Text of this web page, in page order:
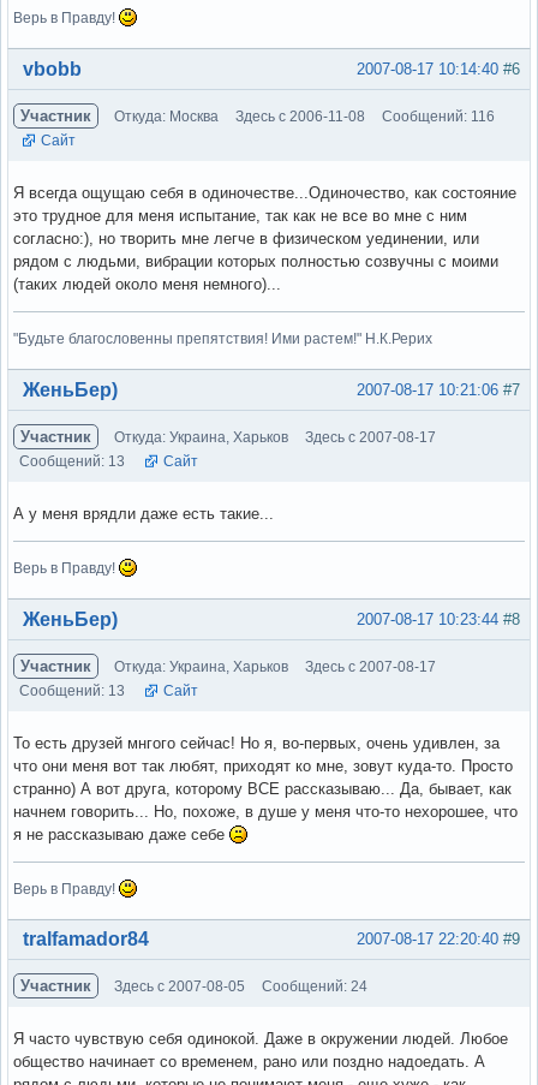
Верь в Правду!
Вне форума #6
2007-08-17 10:14:40
vbobb
Участник Откуда: Москва Здесь с 2006-11-08
Сообщений: 116
Сайт
Я всегда ощущаю себя в одиночестве...Одиночество, как состояние
это трудное для меня испытание, так как не все во мне с ним
согласно:), но творить мне легче в физическом уединении, или
рядом с людьми, вибрации которых полностью созвучны с моими
(таких людей около меня немного)...
"Будьте благословенны препятствия! Ими растем!" Н.К.Рерих
Вне форума #7
2007-08-17 10:21:06
ЖеньБер)
Участник Откуда: Украина, Харьков
Здесь с 2007-08-17
Сообщений: 13
Сайт
А у меня врядли даже есть такие...
Верь в Правду!
Вне форума #8
2007-08-17 10:23:44
ЖеньБер)
Участник Откуда: Украина, Харьков
Здесь с 2007-08-17
Сообщений: 13
Сайт
То есть друзей мнгого сейчас! Но я, во-первых, очень удивлен, за
что они меня вот так любят, приходят ко мне, зовут куда-то. Просто
странно) А вот друга, которому ВСЕ рассказываю... Да, бывает, как
начнем говорить... Но, похоже, в душе у меня что-то нехорошее, что
я не рассказываю даже себе
Верь в Правду!
Вне форума #9
2007-08-17 22:20:40
tralfamador84
Участник Здесь с 2007-08-05 Сообщений: 24
Я часто чувствую себя одинокой. Даже в окружении людей. Любое
общество начинает со временем, рано или поздно надоедать. А